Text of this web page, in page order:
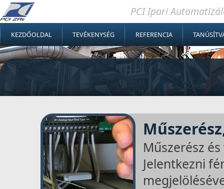
PCI Ipari
KEZDŐOLDAL TEVÉKENYSÉG REFERENCIA
Műszerész
Jelentkezni